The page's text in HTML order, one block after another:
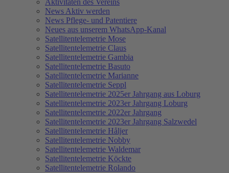
Aktivitäten des Vereins
News Aktiv werden
News Pflege- und Patentiere
Neues aus unserem WhatsApp-Kanal
Satellitentelemetrie Mose
Satellitentelemetrie Claus
Satellitentelemetrie Gambia
Satellitentelemetrie Basuto
Satellitentelemetrie Marianne
Satellitentelemetrie Seppl
Satellitentelemetrie 2025er Jahrgang aus Loburg
Satellitentelemetrie 2023er Jahrgang Loburg
Satellitentelemetrie 2022er Jahrgang
Satellitentelemetrie 2023er Jahrgang Salzwedel
Satellitentelemetrie Håljer
Satellitentelemetrie Nobby
Satellitentelemetrie Waldemar
Satellitentelemetrie Köckte
Satellitentelemetrie Rolando